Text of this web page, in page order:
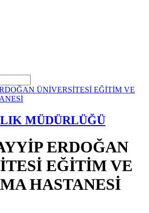
MÜDÜRLÜĞÜ
ERDOĞAN
EĞİTİM VE
HASTANESİ